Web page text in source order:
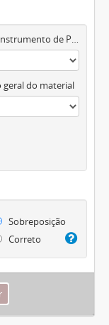
Instrumento de Pesquisa
geral do material
Sobreposição
Correto